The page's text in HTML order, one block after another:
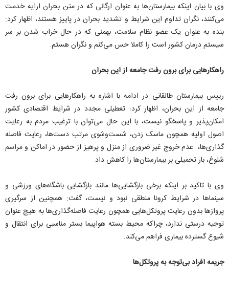
وی با بیان اینکه بیمارستان‌ها به عنوان ارگانی که در متن بحران ارایه خدمت
می‌کنند، نگران تداوم این شرایط و تشدید بحران در پاییز هستند، اظهار کرد:
بنده به عنوان یک عضو نظام سلامت، بهمنی که در حال خراب شدن بر سر
سیستم درمان کشور است را کاملا حس می‌کنم و نگران هستم.
راهکارهایی برای برون رفت جامعه از این بحران
رییس بیمارستان طالقانی در ادامه با اشاره به راهکارهایی برای برون رفت
جامعه از این بحران، اظهار کرد: تعطیلی مجدد در شرایط اقتصادی کشور
امکان‌پذیر و پاسخگو نیست، با این حال می‌توان با ترغیب مردم به رعایت
اصول اولیه همچون ماسک زدن، شست‌وشوی مرتب دست‌ها، رعایت فاصله
گذاری‌ها، عدم خروج غیر ضروری از منزل و پرهیز از حضور در اماکن و مراسم
شلوغ، بار تحمیلی بر بیمارستان‌ها را کاهش داد.
وی با تاکید بر اینکه برخی بازگشایی‌ها مانند بازگشایی باشگاه‌های ورزشی و
سینماها در شرایط کرونا منطقی نبود و نیست، گفت: همچنین از سرگیری
پروازها بدون رعایت پروتکل‌هایی همچون رعایت فاصله‌گذاری‌ها به هیچ عنوان
توجیه درستی ندارد، چراکه محیط بسته هواپیما بستر مناسبی برای انتقال و
شیوع گسترده بیماری فراهم می‌کند.
جریمه افراد بی‌توجه به پروتکل‌ها